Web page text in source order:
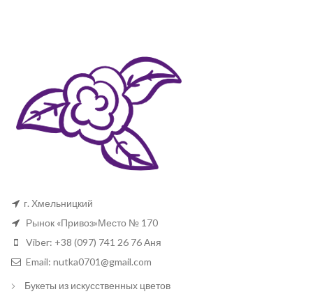
г. Хмельницкий
Рынок «Привоз»Место № 170
Viber: +38 (097) 741 26 76 Аня
Email: nutka0701@gmail.com
Букеты из искусственных цветов